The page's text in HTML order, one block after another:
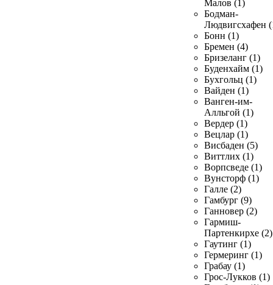
Малов (1)
Бодман-
Людвигсхафен
Бонн (1)
Бремен (4)
Бризеланг (1)
Буденхайм (1)
Бухгольц (1)
Вайден (1)
Ванген-им-
Алльгой (1)
Вердер (1)
Вецлар (1)
Висбаден (5)
Виттлих (1)
Ворпсведе (1)
Вунсторф (1)
Галле (2)
Гамбург (9)
Ганновер (2)
Гармиш-
Партенкирхе (2)
Гаутинг (1)
Гермеринг (1)
Грабау (1)
Грос-Лукков (1)